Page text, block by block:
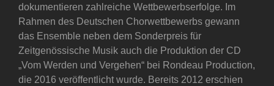
dokumentieren zahlreiche Wettbewerbserfolge. Im
Rahmen des Deutschen Chorwettbewerbs gewann
das Ensemble neben dem Sonderpreis für
Zeitgenössische Musik auch die Produktion der CD
„Vom Werden und Vergehen“ bei Rondeau Production,
die 2016 veröffentlicht wurde. Bereits 2012 erschien